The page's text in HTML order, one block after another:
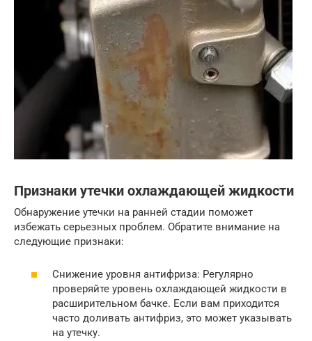
Признаки утечки охлаждающей жидкости
Обнаружение утечки на ранней стадии поможет
избежать серьезных проблем. Обратите внимание на
следующие признаки:
Снижение уровня антифриза: Регулярно
проверяйте уровень охлаждающей жидкости в
расширительном бачке. Если вам приходится
часто доливать антифриз, это может указывать
на утечку.